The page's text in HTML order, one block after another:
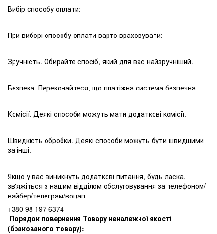
Вибір способу оплати:
При виборі способу оплати варто враховувати:
Зручність. Обирайте спосіб, який для вас найзручніший.
Безпека. Переконайтеся, що платіжна система безпечна.
Комісії. Деякі способи можуть мати додаткові комісії.
Швидкість обробки. Деякі способи можуть бути швидшими
за інші.
Якщо у вас виникнуть додаткові питання, будь ласка,
зв'яжіться з нашим відділом обслуговування за телефоном/
вайбер/телеграм/воцап
+380 98 197 6374
Порядок повернення Товару неналежної якості
(бракованого товару):